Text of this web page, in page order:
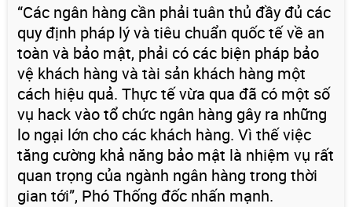
“Các ngân hàng cần phải tuân thủ đầy đủ các
quy định pháp lý và tiêu chuẩn quốc tế về an
toàn và bảo mật, phải có các biện pháp bảo
vệ khách hàng và tài sản khách hàng một
cách hiệu quả. Thực tế vừa qua đã có một số
vụ hack vào tổ chức ngân hàng gây ra những
lo ngại lớn cho các khách hàng. Vì thế việc
tăng cường khả năng bảo mật là nhiệm vụ rất
quan trọng của ngành ngân hàng trong thời
gian tới”, Phó Thống đốc nhấn mạnh.